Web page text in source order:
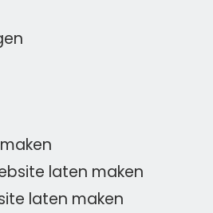
laten maken
laten maken